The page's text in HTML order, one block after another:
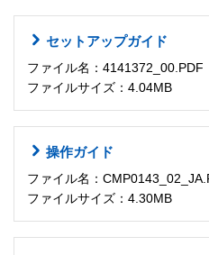
セットアップガイド
ファイル名：4141372_00.PDF
ファイルサイズ：4.04MB
操作ガイド
ファイル名：
ファイルサイズ：4.30MB